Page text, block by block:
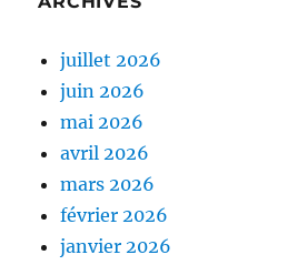
juillet 2026
juin 2026
mai 2026
avril 2026
mars 2026
février 2026
janvier 2026